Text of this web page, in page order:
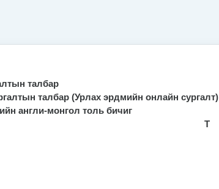
талбар
талбар (Урлах эрдмийн онлайн сургалт)
англи-монгол толь бичиг
T